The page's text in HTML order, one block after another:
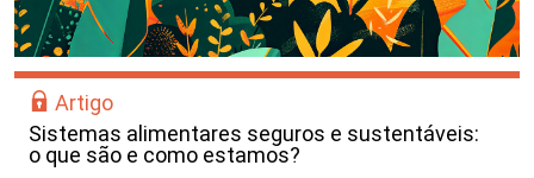
Artigo
Sistemas alimentares seguros e sustentáveis:
o que são e como estamos?